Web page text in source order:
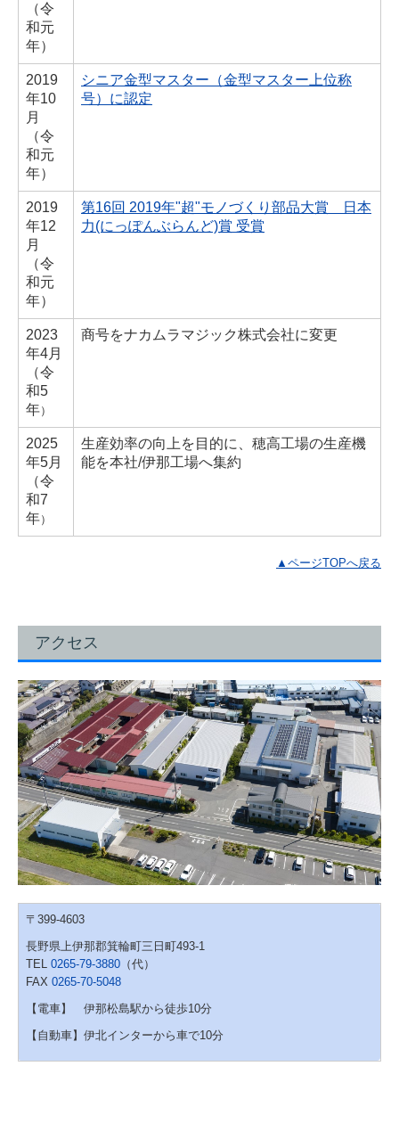
（令
和元
年）
2019
年10
月
（令
和元
年）
シニア金型マスター（金型マスター上位称
号）に認定
2019
年12
月
（令
和元
年）
第16回 2019年"超"モノづくり部品大賞 日本
力(にっぽんぶらんど)賞 受賞
2023
年4月
（令
和5
年）
商号をナカムラマジック株式会社に変更
2025
年5月
（令
和7
年）
生産効率の向上を目的に、穂高工場の生産機
能を本社/伊那工場へ集約
▲ページTOPへ戻る
アクセス
〒399-4603
長野県上伊那郡箕輪町三日町493-1
TEL 0265-79-3880 （代）
FAX 0265-70-5048
【電車】 伊那松島駅から徒歩10分
【自動車】伊北インターから車で10分